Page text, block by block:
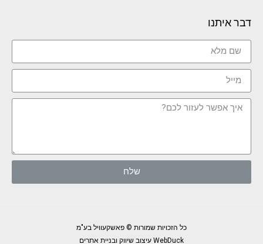
דבר איתנו
שלח
כל הזכויות שמורות © פאשקעוויל בע"מ
WebDuck עיצוב שיווק ובניית אתרים